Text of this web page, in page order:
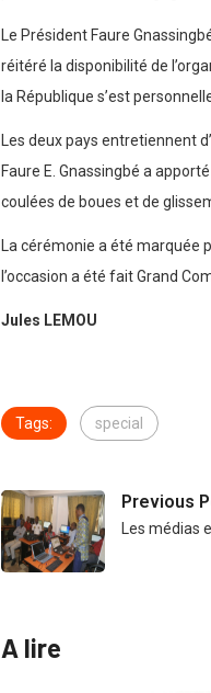
Le Président Faure
réitéré la disponibilité de
la République s’est
Les deux pays entretiennent
Faure E. Gnassingbé a
coulées de boues et de
La cérémonie a été
l’occasion a été fait Grand
Jules LEMOU
Tags: special
Previous
Les médias
A lire